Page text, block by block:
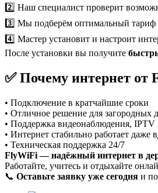
2️⃣ Наш специалист проверит
3️⃣ Мы подберём оптимальный тариф
4️⃣ Мастер установит и настроит
После установки вы получите
✅ Почему интернет
• Подключение в кратчайшие сроки
• Отличное решение для загородных
• Поддержка видеонаблюдения, IPTV
• Интернет стабильно работает даже
• Техническая поддержка 24/7
FlyWiFi — надёжный интернет в
Работайте, учитесь и отдыхайте
📞 Оставьте заявку уже сегодня и